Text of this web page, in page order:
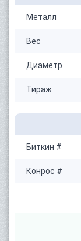
Металл
Вес
Диаметр
Тираж
Биткин #
Конрос #